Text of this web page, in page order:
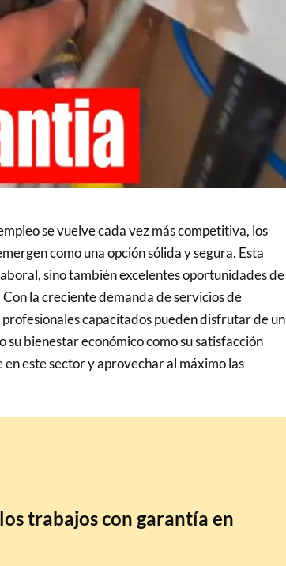
se vuelve cada vez más competitiva, los
como una opción sólida y segura. Esta
sino también excelentes oportunidades de
la creciente demanda de servicios de
capacitados pueden disfrutar de un
bienestar económico como su satisfacción
este sector y aprovechar al máximo las
trabajos con garantía en